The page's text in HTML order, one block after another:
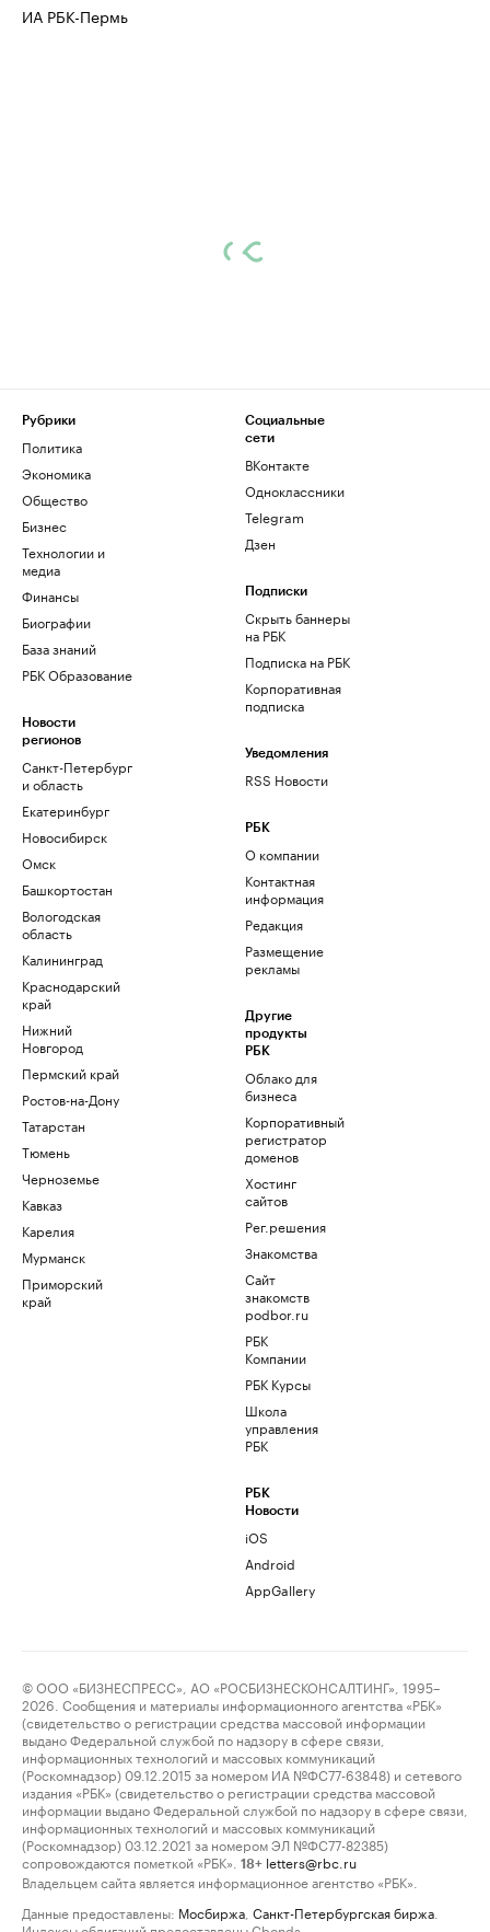
Ознакомьтесь с информацией в каталоге
ИА РБК-Пермь
Рубрики
Политика
Экономика
Общество
Бизнес
Технологии и
медиа
Финансы
Биографии
База знаний
РБК Образование
Новости
регионов
Санкт-Петербург
и область
Екатеринбург
Новосибирск
Омск
Башкортостан
Вологодская
область
Калининград
Краснодарский
край
Нижний
Новгород
Пермский край
Ростов-на-Дону
Татарстан
Тюмень
Черноземье
Кавказ
Карелия
Мурманск
Приморский
край
Социальные
сети
ВКонтакте
Одноклассники
Telegram
Дзен
Подписки
Скрыть баннеры
на РБК
Подписка на РБК
Корпоративная
подписка
Уведомления
RSS Новости
РБК
О компании
Контактная
информация
Редакция
Размещение
рекламы
Другие
продукты
РБК
Облако для
бизнеса
Корпоративный
регистратор
доменов
Хостинг
сайтов
Рег.решения
Знакомства
Сайт
знакомств
podbor.ru
РБК
Компании
РБК Курсы
Школа
управления
РБК
РБК
Новости
iOS
Android
AppGallery
© ООО «БИЗНЕСПРЕСС», АО «РОСБИЗНЕСКОНСАЛТИНГ», 1995–
2026. Сообщения и материалы информационного агентства «РБК»
(свидетельство о регистрации средства массовой информации
выдано Федеральной службой по надзору в сфере связи,
информационных технологий и массовых коммуникаций
(Роскомнадзор) 09.12.2015 за номером ИА №ФС77-63848) и сетевого
издания «РБК» (свидетельство о регистрации средства массовой
информации выдано Федеральной службой по надзору в сфере связи,
информационных технологий и массовых коммуникаций
(Роскомнадзор) 03.12.2021 за номером ЭЛ №ФС77-82385)
сопровождаются пометкой «РБК».
18+ letters@rbc.ru
Владельцем сайта является информационное агентство «РБК».
Данные предоставлены: Мосбиржа Санкт-Петербургская биржа